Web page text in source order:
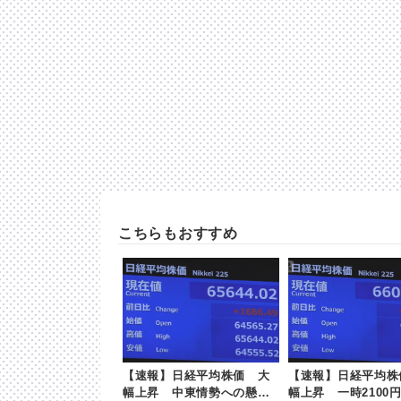
こちらもおすすめ
【速報】日経平均株価 大
幅上昇 中東情勢への懸念
【速報】日経平均
幅上昇 一時2100